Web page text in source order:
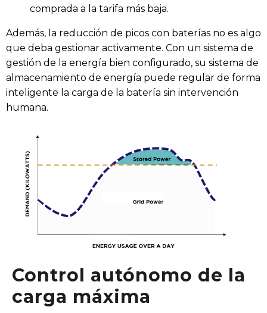
comprada a la tarifa más baja.
Además, la reducción de picos con baterías no es algo
que deba gestionar activamente. Con un sistema de
gestión de la energía bien configurado, su sistema de
almacenamiento de energía puede regular de forma
inteligente la carga de la batería sin intervención
humana.
Control autónomo de la
carga máxima